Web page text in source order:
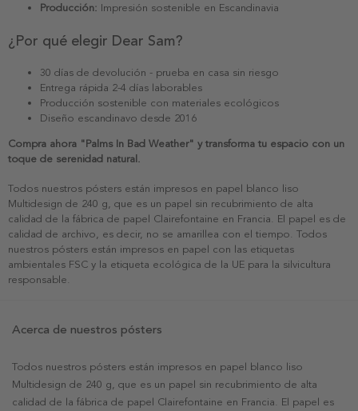
Producción: Impresión sostenible en Escandinavia
¿Por qué elegir Dear Sam?
30 días de devolución - prueba en casa sin riesgo
Entrega rápida 2-4 días laborables
Producción sostenible con materiales ecológicos
Diseño escandinavo desde 2016
Compra ahora "Palms In Bad Weather" y transforma tu espacio con un
toque de serenidad natural.
Todos nuestros pósters están impresos en papel blanco liso
Multidesign de 240 g, que es un papel sin recubrimiento de alta
calidad de la fábrica de papel Clairefontaine en Francia. El papel es de
calidad de archivo, es decir, no se amarillea con el tiempo. Todos
nuestros pósters están impresos en papel con las etiquetas
ambientales FSC y la etiqueta ecológica de la UE para la silvicultura
responsable.
Acerca de nuestros pósters
Todos nuestros pósters están impresos en papel blanco liso
Multidesign de 240 g, que es un papel sin recubrimiento de alta
calidad de la fábrica de papel Clairefontaine en Francia. El papel es